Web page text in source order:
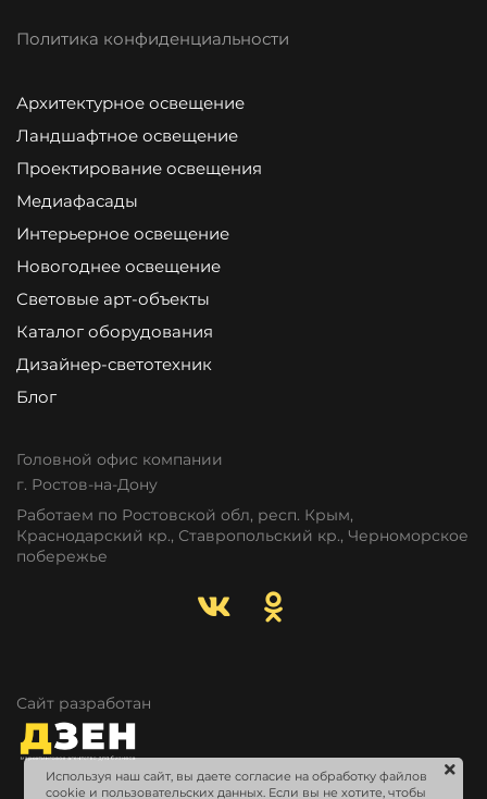
Политика конфиденциальности
Архитектурное освещение
Ландшафтное освещение
Проектирование освещения
Медиафасады
Интерьерное освещение
Новогоднее освещение
Световые арт-объекты
Каталог оборудования
Дизайнер-светотехник
Блог
Головной офис компании
г. Ростов-на-Дону
Работаем по Ростовской обл, респ. Крым,
Краснодарский кр., Ставропольский кр., Черноморское
побережье
Сайт разработан
Используя наш сайт, вы даете согласие на обработку файлов
cookie и пользовательских данных. Если вы не хотите, чтобы